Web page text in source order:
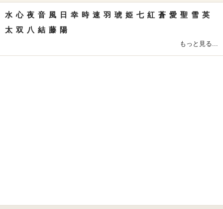
水 心 夜 音 風 日 幸 時 速 羽 琥 姫 七 紅 蒼 愛 聖 雪 英
太 双 八 結 藤 陽
もっと見る...